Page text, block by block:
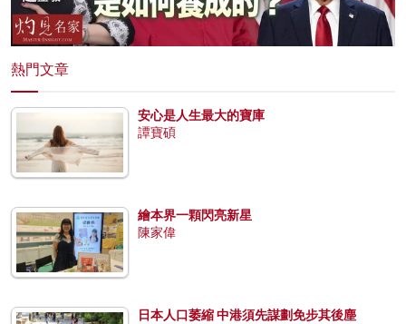
熱門文章
安心是人生最大的寶庫
譚寶碩
繪本界一顆閃亮新星
陳家偉
日本人口萎縮 中港須先謀劃免步其後塵